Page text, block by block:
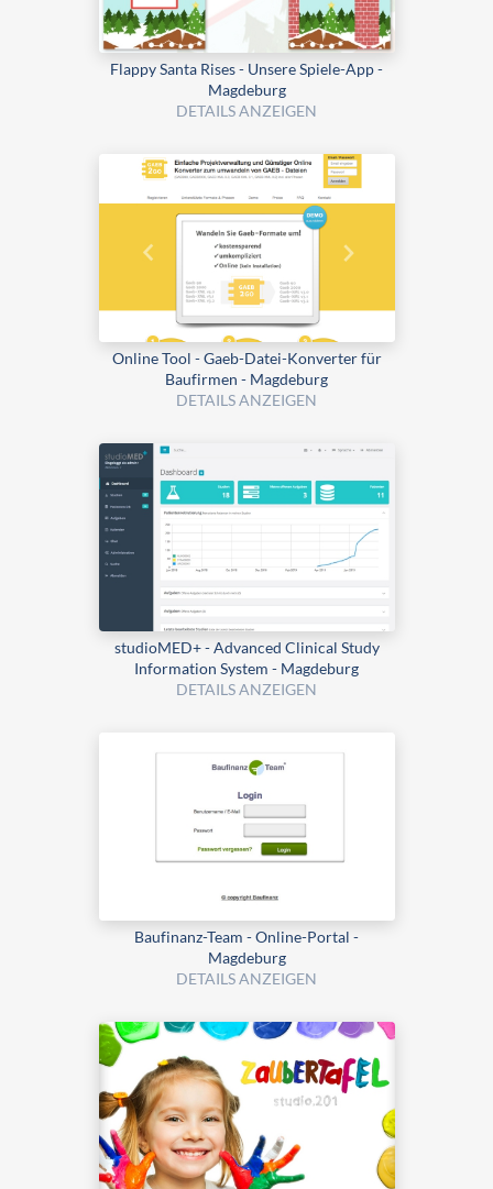
Flappy Santa Rises - Unsere Spiele-App -
Magdeburg
DETAILS ANZEIGEN
Online Tool - Gaeb-Datei-Konverter für
Baufirmen - Magdeburg
DETAILS ANZEIGEN
studioMED+ - Advanced Clinical Study
Information System - Magdeburg
DETAILS ANZEIGEN
Baufinanz-Team - Online-Portal -
Magdeburg
DETAILS ANZEIGEN